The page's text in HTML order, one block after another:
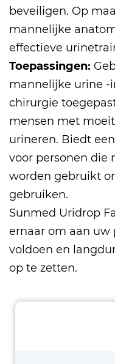
beveiligen. Op
mannelijke
effectieve
Toepassingen:
mannelijke urine -
chirurgie
mensen met
urineren. Biedt
voor personen die
worden gebruikt
gebruiken.
Sunmed Uridrop
ernaar om aan
voldoen en
op te zetten.